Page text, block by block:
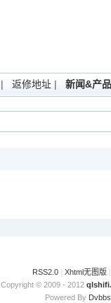
| 返修地址 | 新闻&产
RSS2.0 | Xhtml无图版 |
Copyright © 2009 - 2012 qlshifi
Powered By Dvbbs